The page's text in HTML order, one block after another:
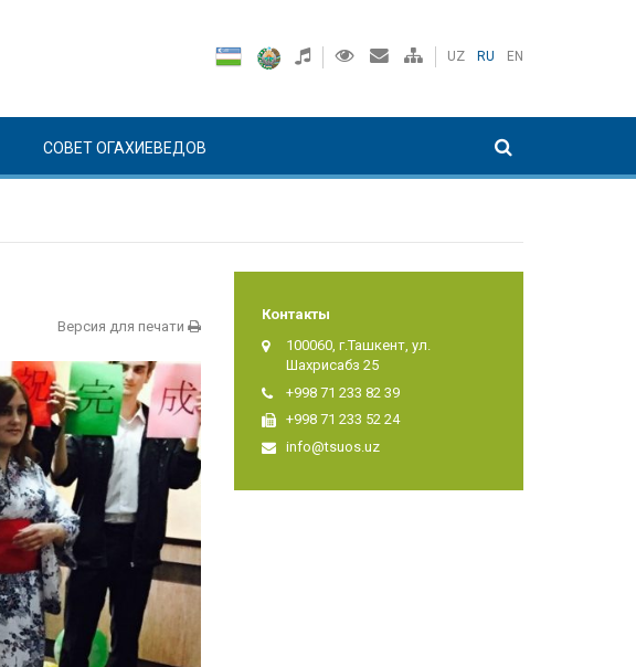
UZ RU EN
СОВЕТ ОГАХИЕВЕДОВ
Версия для печати
Контакты
100060, г.Ташкент, ул.
Шахрисабз 25
+998 71 233 82 39
+998 71 233 52 24
info@tsuos.uz